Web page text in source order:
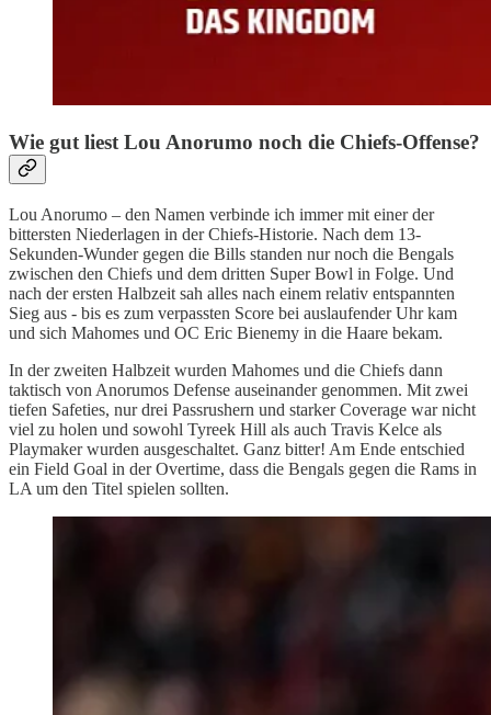
Wie gut liest Lou Anorumo noch die Chiefs-Offense?
Lou Anorumo – den Namen verbinde ich immer mit einer der
bittersten Niederlagen in der Chiefs-Historie. Nach dem 13-
Sekunden-Wunder gegen die Bills standen nur noch die Bengals
zwischen den Chiefs und dem dritten Super Bowl in Folge. Und
nach der ersten Halbzeit sah alles nach einem relativ entspannten
Sieg aus - bis es zum verpassten Score bei auslaufender Uhr kam
und sich Mahomes und OC Eric Bienemy in die Haare bekam.
In der zweiten Halbzeit wurden Mahomes und die Chiefs dann
taktisch von Anorumos Defense auseinander genommen. Mit zwei
tiefen Safeties, nur drei Passrushern und starker Coverage war nicht
viel zu holen und sowohl Tyreek Hill als auch Travis Kelce als
Playmaker wurden ausgeschaltet. Ganz bitter! Am Ende entschied
ein Field Goal in der Overtime, dass die Bengals gegen die Rams in
LA um den Titel spielen sollten.